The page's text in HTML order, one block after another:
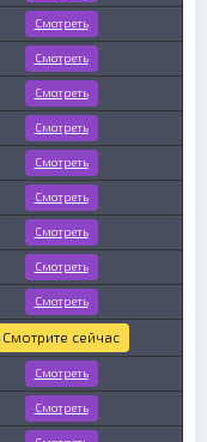
Смотреть
Смотреть
Смотреть
Смотреть
Смотреть
Смотреть
Смотреть
Смотреть
Смотреть
Смотрите сейчас
Смотреть
Смотреть